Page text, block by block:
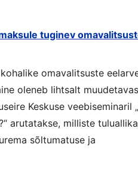
tuginev
omavalitsuste
oleneb lihtsalt
Keskuse veebiseminaril
arutatakse, milliste
sõltumatuse ja